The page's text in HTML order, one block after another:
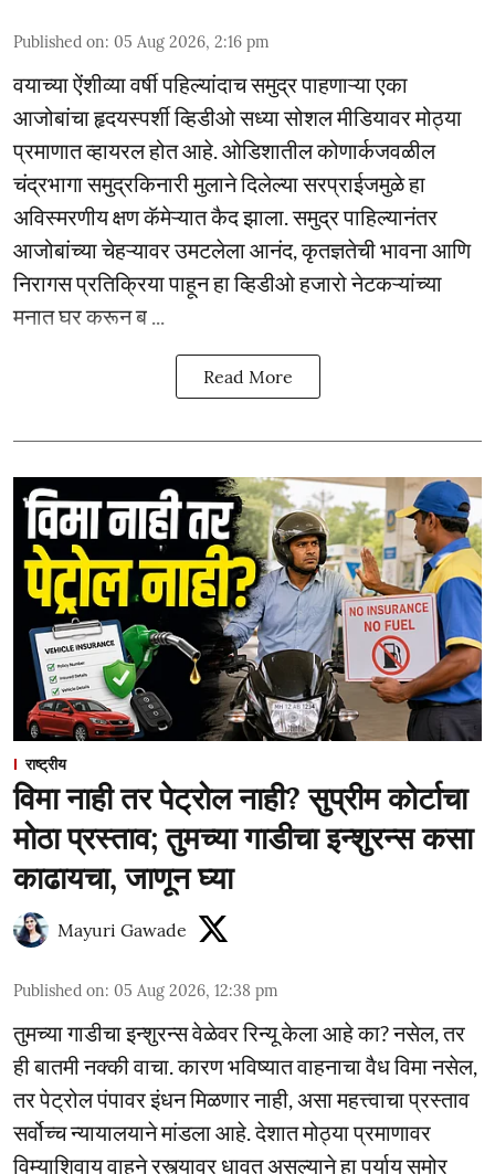
Published on: 05 Aug 2026, 2:16 pm
वयाच्या ऐंशीव्या वर्षी पहिल्यांदाच समुद्र पाहणाऱ्या एका
आजोबांचा हृदयस्पर्शी व्हिडीओ सध्या सोशल मीडियावर मोठ्या
प्रमाणात व्हायरल होत आहे. ओडिशातील कोणार्कजवळील
चंद्रभागा समुद्रकिनारी मुलाने दिलेल्या सरप्राईजमुळे हा
अविस्मरणीय क्षण कॅमेऱ्यात कैद झाला. समुद्र पाहिल्यानंतर
आजोबांच्या चेहऱ्यावर उमटलेला आनंद, कृतज्ञतेची भावना आणि
निरागस प्रतिक्रिया पाहून हा व्हिडीओ हजारो नेटकऱ्यांच्या
मनात घर करून ब ...
Read More
राष्ट्रीय
विमा नाही तर पेट्रोल नाही? सुप्रीम कोर्टाचा
मोठा प्रस्ताव; तुमच्या गाडीचा इन्शुरन्स कसा
काढायचा, जाणून घ्या
Mayuri Gawade
Published on: 05 Aug 2026, 12:38 pm
तुमच्या गाडीचा इन्शुरन्स वेळेवर रिन्यू केला आहे का? नसेल, तर
ही बातमी नक्की वाचा. कारण भविष्यात वाहनाचा वैध विमा नसेल,
तर पेट्रोल पंपावर इंधन मिळणार नाही, असा महत्त्वाचा प्रस्ताव
सर्वोच्च न्यायालयाने मांडला आहे. देशात मोठ्या प्रमाणावर
विम्याशिवाय वाहने रस्त्यावर धावत असल्याने हा पर्याय समोर